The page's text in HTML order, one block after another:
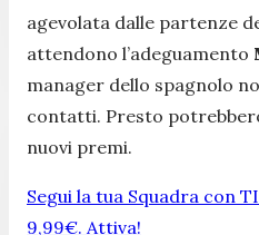
agevolata dalle partenze
attendono l’adeguamento
manager dello spagnolo
contatti. Presto
nuovi premi.
Segui la tua Squadra con
9,99€. Attiva!